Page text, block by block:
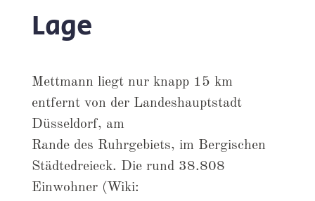
Lage
Mettmann liegt nur knapp 15 km
entfernt von der Landeshauptstadt
Düsseldorf, am
Rande des Ruhrgebiets, im Bergischen
Städtedreieck. Die rund 38.808
Einwohner (Wiki: